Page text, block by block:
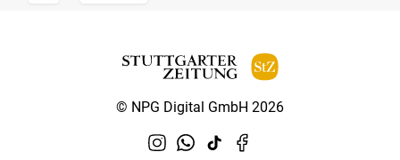
© NPG Digital GmbH 2026